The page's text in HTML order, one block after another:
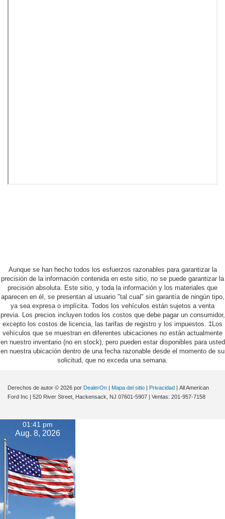
Aunque se han hecho todos los esfuerzos razonables para garantizar la
precisión de la información contenida en este sitio, no se puede garantizar la
precisión absoluta. Este sitio, y toda la información y los materiales que
aparecen en él, se presentan al usuario "tal cual" sin garantía de ningún tipo,
ya sea expresa o implícita. Todos los vehículos están sujetos a venta
previa. Los precios incluyen todos los costos que debe pagar un consumidor,
excepto los costos de licencia, las tarifas de registro y los impuestos. ‡Los
vehículos que se muestran en diferentes ubicaciones no están actualmente
en nuestro inventario (no en stock), pero pueden estar disponibles para usted
en nuestra ubicación dentro de una fecha razonable desde el momento de su
solicitud, que no exceda una semana.
Derechos de autor © 2026 por DealerOn | Mapa del sitio | Privacidad | All American
Ford Inc | 520 River Street, Hackensack, NJ 07601-5907 | Ventas: 201-957-7158
01:41 pm
Aug. 8, 2026